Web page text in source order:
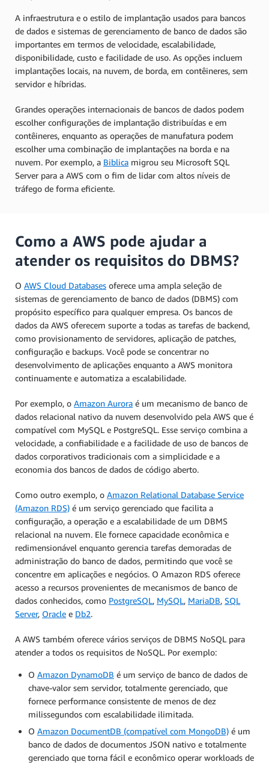
A infraestrutura e o estilo de implantação usados para bancos
de dados e sistemas de gerenciamento de banco de dados são
importantes em termos de velocidade, escalabilidade,
disponibilidade, custo e facilidade de uso. As opções incluem
implantações locais, na nuvem, de borda, em contêineres, sem
servidor e híbridas.
Grandes operações internacionais de bancos de dados podem
escolher configurações de implantação distribuídas e em
contêineres, enquanto as operações de manufatura podem
escolher uma combinação de implantações na borda e na
nuvem. Por exemplo, a Biblica migrou seu Microsoft SQL
Server para a AWS com o fim de lidar com altos níveis de
tráfego de forma eficiente.
Como a AWS pode ajudar a
atender os requisitos do DBMS?
O AWS Cloud Databases oferece uma ampla seleção de
sistemas de gerenciamento de banco de dados (DBMS) com
propósito específico para qualquer empresa. Os bancos de
dados da AWS oferecem suporte a todas as tarefas de backend,
como provisionamento de servidores, aplicação de patches,
configuração e backups. Você pode se concentrar no
desenvolvimento de aplicações enquanto a AWS monitora
continuamente e automatiza a escalabilidade.
Por exemplo, o Amazon Aurora é um mecanismo de banco de
dados relacional nativo da nuvem desenvolvido pela AWS que é
compatível com MySQL e PostgreSQL. Esse serviço combina a
velocidade, a confiabilidade e a facilidade de uso de bancos de
dados corporativos tradicionais com a simplicidade e a
economia dos bancos de dados de código aberto.
Como outro exemplo, o Amazon Relational Database Service
(Amazon RDS) é um serviço gerenciado que facilita a
configuração, a operação e a escalabilidade de um DBMS
relacional na nuvem. Ele fornece capacidade econômica e
redimensionável enquanto gerencia tarefas demoradas de
administração do banco de dados, permitindo que você se
concentre em aplicações e negócios. O Amazon RDS oferece
acesso a recursos provenientes de mecanismos de banco de
dados conhecidos, como PostgreSQL, MySQL, MariaDB, SQL
Server, Oracle e Db2.
A AWS também oferece vários serviços de DBMS NoSQL para
atender a todos os requisitos de NoSQL. Por exemplo:
O Amazon DynamoDB é um serviço de banco de dados de
chave-valor sem servidor, totalmente gerenciado, que
fornece performance consistente de menos de dez
milissegundos com escalabilidade ilimitada.
O Amazon DocumentDB (compatível com MongoDB) é um
banco de dados de documentos JSON nativo e totalmente
gerenciado que torna fácil e econômico operar workloads de